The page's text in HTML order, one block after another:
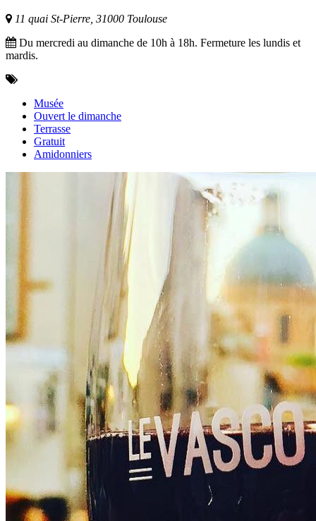
11 quai St-Pierre, 31000 Toulouse
Du mercredi au dimanche de 10h à 18h. Fermeture les lundis et
mardis.
Musée
Ouvert le dimanche
Terrasse
Gratuit
Amidonniers